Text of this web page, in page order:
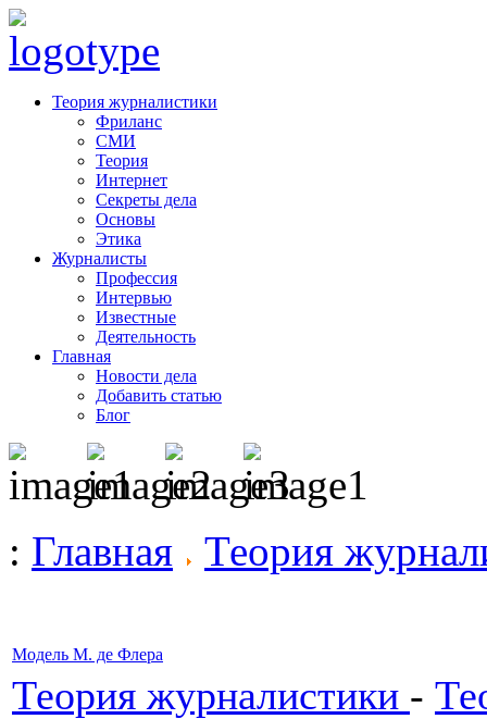
Теория журналистики
Фриланс
СМИ
Теория
Интернет
Секреты дела
Основы
Этика
Журналисты
Профессия
Интервью
Известные
Деятельность
Главная
Новости дела
Добавить статью
Блог
: Главная Теория
Модель М. де Флера
Теория журналистики -